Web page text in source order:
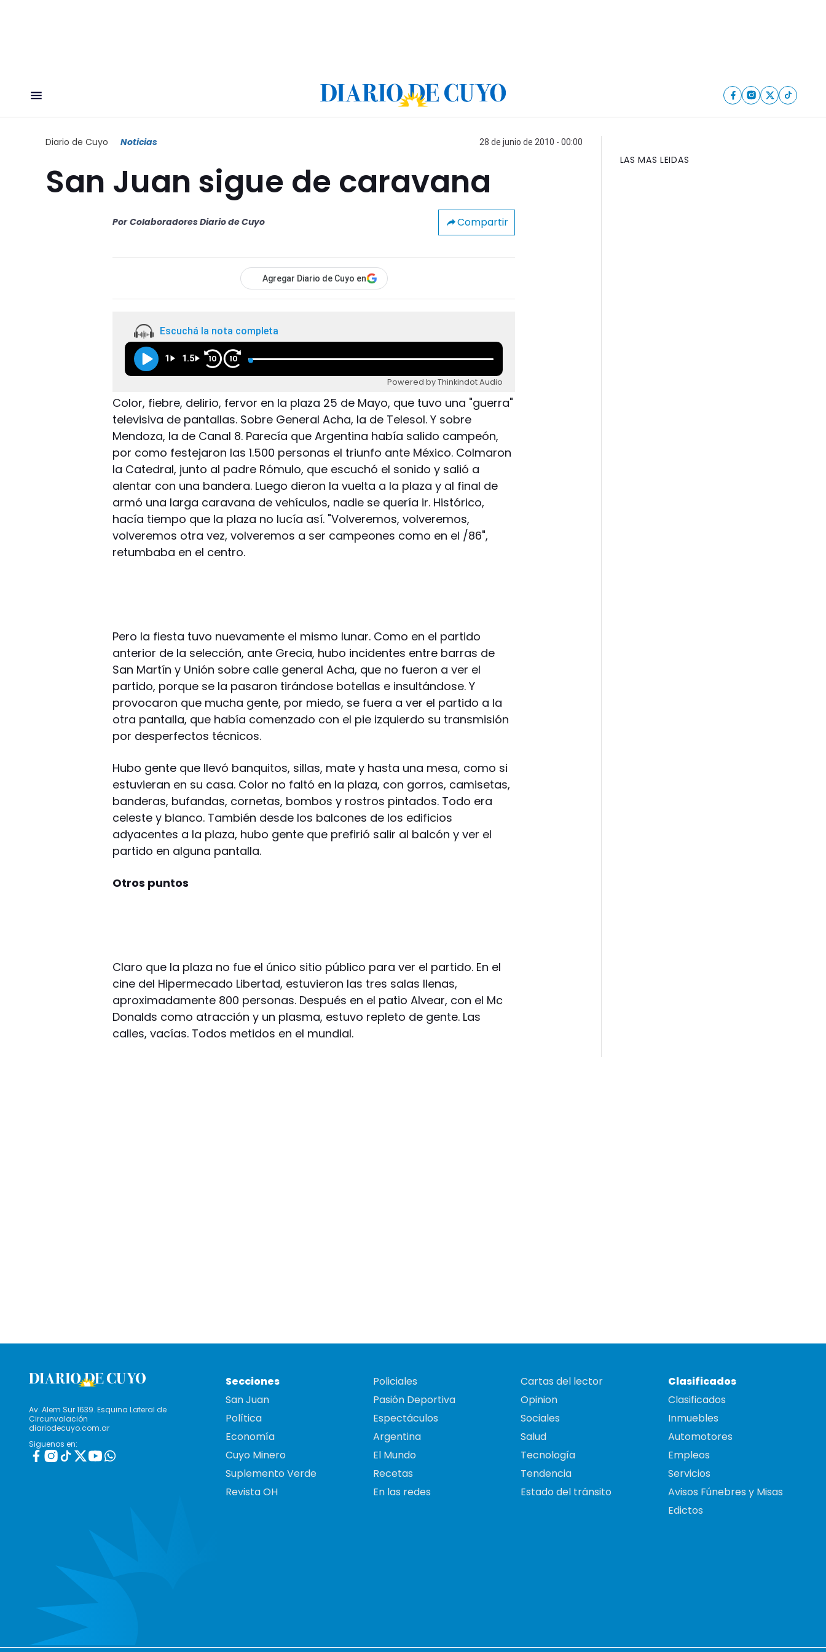
Diario de Cuyo Noticias 28 de junio de 2010 - 00:00
San Juan sigue de caravana
Por Colaboradores Diario de Cuyo Compartir
Agregar Diario de Cuyo en
Escuchá la nota completa
1 1.5 10 10
Powered by Thinkindot Audio
Color, fiebre, delirio, fervor en la plaza 25 de Mayo, que tuvo una "guerra"
televisiva de pantallas. Sobre General Acha, la de Telesol. Y sobre
Mendoza, la de Canal 8. Parecía que Argentina había salido campeón,
por como festejaron las 1.500 personas el triunfo ante México. Colmaron
la Catedral, junto al padre Rómulo, que escuchó el sonido y salió a
alentar con una bandera. Luego dieron la vuelta a la plaza y al final de
armó una larga caravana de vehículos, nadie se quería ir. Histórico,
hacía tiempo que la plaza no lucía así. "Volveremos, volveremos,
volveremos otra vez, volveremos a ser campeones como en el /86",
retumbaba en el centro.
Pero la fiesta tuvo nuevamente el mismo lunar. Como en el partido
anterior de la selección, ante Grecia, hubo incidentes entre barras de
San Martín y Unión sobre calle general Acha, que no fueron a ver el
partido, porque se la pasaron tirándose botellas e insultándose. Y
provocaron que mucha gente, por miedo, se fuera a ver el partido a la
otra pantalla, que había comenzado con el pie izquierdo su transmisión
por desperfectos técnicos.
Hubo gente que llevó banquitos, sillas, mate y hasta una mesa, como si
estuvieran en su casa. Color no faltó en la plaza, con gorros, camisetas,
banderas, bufandas, cornetas, bombos y rostros pintados. Todo era
celeste y blanco. También desde los balcones de los edificios
adyacentes a la plaza, hubo gente que prefirió salir al balcón y ver el
partido en alguna pantalla.
Otros puntos
Claro que la plaza no fue el único sitio público para ver el partido. En el
cine del Hipermecado Libertad, estuvieron las tres salas llenas,
aproximadamente 800 personas. Después en el patio Alvear, con el Mc
Donalds como atracción y un plasma, estuvo repleto de gente. Las
calles, vacías. Todos metidos en el mundial.
LAS MAS LEIDAS
Av. Alem Sur 1639. Esquina Lateral de
Circunvalación
diariodecuyo.com.ar
Siguenos en:
Secciones
San Juan
Política
Economía
Cuyo Minero
Suplemento Verde
Revista OH
Policiales
Pasión Deportiva
Espectáculos
Argentina
El Mundo
Recetas
En las redes
Cartas del lector
Opinion
Sociales
Salud
Tecnología
Tendencia
Estado del tránsito
Clasificados
Clasificados
Inmuebles
Automotores
Empleos
Servicios
Avisos Fúnebres y Misas
Edictos